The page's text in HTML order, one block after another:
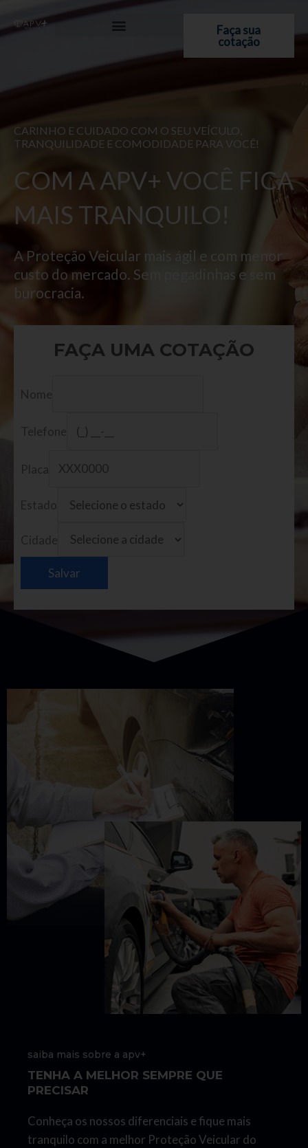
para
Faça sua
cotação
CARINHO E CUIDADO COM O SEU VEÍCULO,
TRANQUILIDADE E COMODIDADE PARA VOCÊ!
COM A APV+ VOCÊ FICA
MAIS TRANQUILO!
A Proteção Veicular mais ágil e com menor
custo do mercado. Sem pegadinhas e sem
burocracia.
FAÇA UMA COTAÇÃO
Nome
Telefone
Placa
Estado
Cidade
Salvar
saiba mais sobre a apv+
TENHA A MELHOR SEMPRE QUE
PRECISAR
Conheça os nossos diferenciais e fique mais
tranquilo com a melhor Proteção Veicular do